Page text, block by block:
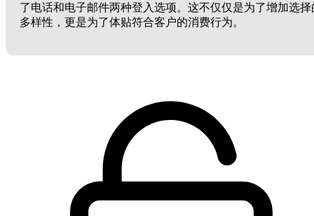
了电话和电子邮件两种登入选项。这不仅仅是为了增加选择
多样性，更是为了体贴符合客户的消费行为。